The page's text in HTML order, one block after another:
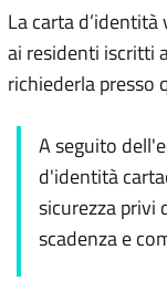
La carta
ai residenti iscritti
richiederla presso
A seguito
d'identità
sicurezza privi
scadenza e